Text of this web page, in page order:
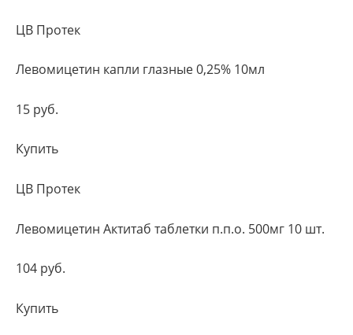
ЦВ Протек
Левомицетин капли глазные 0,25% 10мл
15 руб.
Купить
ЦВ Протек
Левомицетин Актитаб таблетки п.п.о. 500мг 10 шт.
104 руб.
Купить